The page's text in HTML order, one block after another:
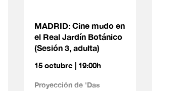
MADRID: Cine mudo en
el Real Jardín Botánico
(Sesión 3, adulta)
15 octubre | 19:00h
Proyección de 'Das